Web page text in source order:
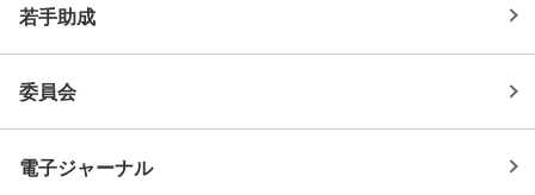
若手助成
委員会
電子ジャーナル